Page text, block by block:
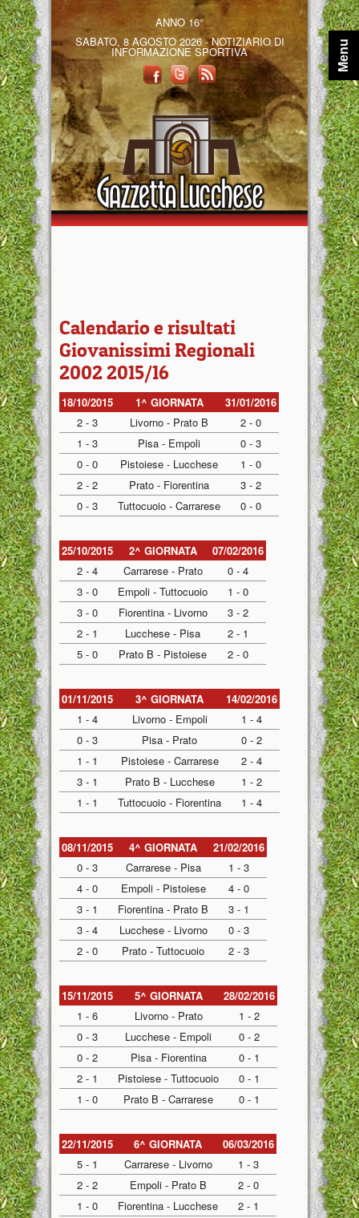
ANNO 16°
SABATO, 8 AGOSTO 2026 - NOTIZIARIO DI
INFORMAZIONE SPORTIVA
Calendario e risultati
Giovanissimi Regionali
2002 2015/16
18/10/2015 1^ GIORNATA
31/01/2016
2 - 3
Livorno - Prato B
2 - 0
1 - 3
Pisa - Empoli
0 - 3
0 - 0
Pistoiese - Lucchese
1 - 0
2 - 2
Prato - Fiorentina
3 - 2
0 - 3
Tuttocuoio - Carrarese 0 - 0
25/10/2015 2^ GIORNATA
07/02/2016
2 - 4
Carrarese - Prato
0 - 4
3 - 0
Empoli - Tuttocuoio
1 - 0
3 - 0
Fiorentina - Livorno
3 - 2
2 - 1
Lucchese - Pisa
2 - 1
5 - 0
Prato B - Pistoiese 2 - 0
01/11/2015 3^ GIORNATA
14/02/2016
1 - 4
Livorno - Empoli
1 - 4
0 - 3
Pisa - Prato
0 - 2
1 - 1
Pistoiese - Carrarese
2 - 4
3 - 1
Prato B - Lucchese
1 - 2
1 - 1
Tuttocuoio - Fiorentina 1 - 4
08/11/2015 4^ GIORNATA
21/02/2016
0 - 3
Carrarese - Pisa
1 - 3
4 - 0
Empoli - Pistoiese
4 - 0
3 - 1
Fiorentina - Prato B
3 - 1
3 - 4
Lucchese - Livorno
0 - 3
2 - 0
Prato - Tuttocuoio 2 - 3
15/11/2015 5^ GIORNATA
28/02/2016
1 - 6
Livorno - Prato
1 - 2
0 - 3
Lucchese - Empoli
0 - 2
0 - 2
Pisa - Fiorentina
0 - 1
2 - 1
Pistoiese - Tuttocuoio
0 - 1
1 - 0
Prato B - Carrarese 0 - 1
22/11/2015 6^ GIORNATA
06/03/2016
5 - 1
Carrarese - Livorno
1 - 3
2 - 2
Empoli - Prato B
2 - 0
1 - 0
Fiorentina - Lucchese
2 - 1
Menu